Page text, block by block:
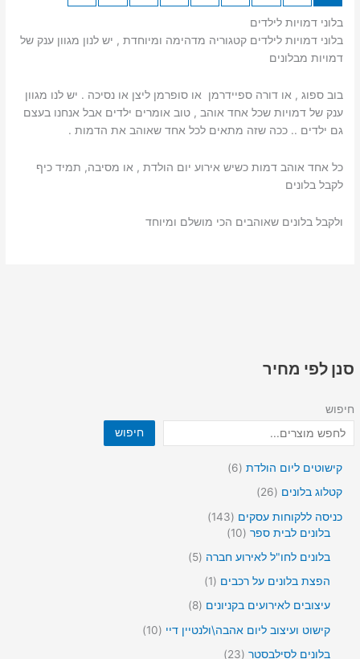
סנן לפי מחיר
חיפוש
חיפוש
קישוטים ליום הולדת 6
6
צ
ר
ם
קטלוג בלונים 26
2
מ
ו
צ
י
ם
כניסה ללקוחות עסקים 143
1
מ
ו
ר
י
בלונים לבית ספר 10
1
מ
ו
ר
י
בלונים לחו"ל לאירוע חברה 5
5
צ
י
הפצת בלונים על רכבים 1מ
צ
ר
עיצובים לאירועים בקניונים 8
8
ו
קישוט ועיצוב ליום אהבה\ולנטיין דיי 10
1
בלונים לסילבסטר 23
2
בלוני דמויות לילדים
בלוני דמויות לילדים קטגוריה מדהימה ומיוחדת , יש לנון מגוון ענק של
דמויות מבלונים
בוב ספוג , או דורה ספיידרמן או סופרמן ליצן או נסיכה . יש לנו מגוון
ענק של דמויות שכל אחד אוהב , טוב אומרים ילדים אבל אנחנו בעצם
גם ילדים .. ככה שזה מתאים לכל אחד שאוהב את הדמות .
כל אחד אוהב דמות כשיש אירוע יום הולדת , או מסיבה, תמיד כיף
לקבל בלונים
ולקבל בלונים שאוהבים הכי מושלם ומיוחד